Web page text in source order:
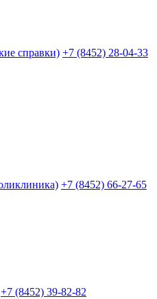
справки) +7 (8452) 28-04-33
+7 (8452) 66-27-65
+7 (8452) 39-82-82